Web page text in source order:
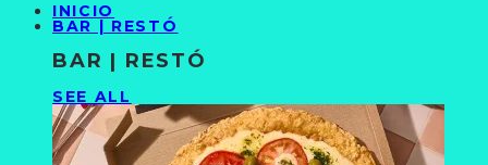
INICIO
BAR | RESTÓ
BAR | RESTÓ
SEE ALL